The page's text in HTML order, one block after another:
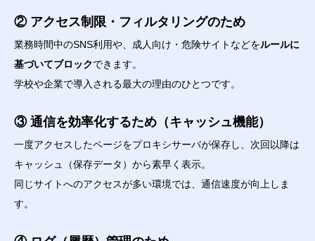
② アクセス制限・フィルタリングのため
業務時間中のSNS利用や、成人向け・危険サイトなどをルールに
基づいてブロックできます。
学校や企業で導入される最大の理由のひとつです。
③ 通信を効率化するため（キャッシュ機能）
一度アクセスしたページをプロキシサーバが保存し、次回以降は
キャッシュ（保存データ）から素早く表示。
同じサイトへのアクセスが多い環境では、通信速度が向上しま
す。